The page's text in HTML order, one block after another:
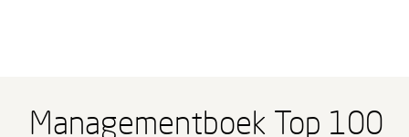
Managementboek Top 100